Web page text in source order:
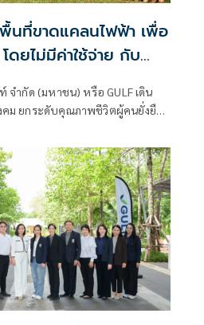
นที่ขาดแคลนไฟฟ้า เพื่อ
ดยไม่มีค่าใช้จ่าย กับ
Life Starts เติม
จำกัด (มหาชน) หรือ GULF เดิน
ม ยกระดับคุณภาพชีวิตผู้คนยั่งยืน
ที่ขาดแคลนไฟฟ้า